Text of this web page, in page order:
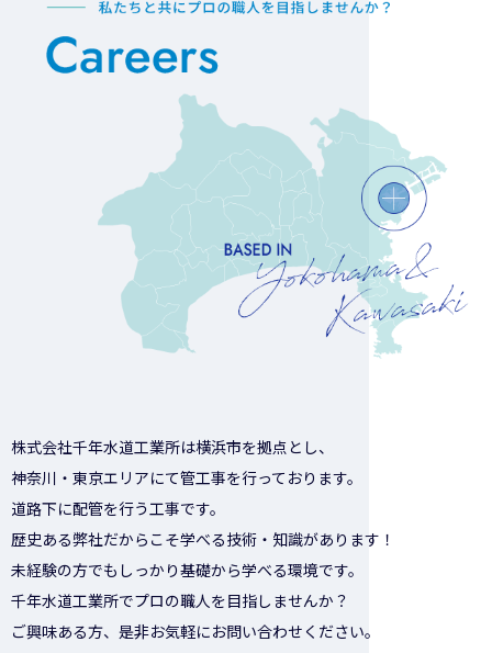
株式会社千年水道工業所は横浜市を拠点とし、
神奈川・東京エリアにて管工事を行っております。
道路下に配管を行う工事です。
歴史ある弊社だからこそ学べる技術・知識があります！
未経験の方でもしっかり基礎から学べる環境です。
千年水道工業所でプロの職人を目指しませんか？
ご興味ある方、是非お気軽にお問い合わせください。